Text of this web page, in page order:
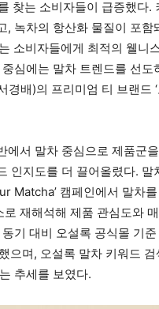
찾는 소비자들이 급증했다.
, 녹차의 항산화 물질이 포함
소비자들에게 최적의 웰니
심에는 말차 트렌드를 선도
경배)의 프리미엄 티 브랜드 ‘
에서 말차 중심으로 제품군
인지도를 더 끌어올렸다. 말
Matcha’ 캠페인에서 말차
로 재해석해 제품 관심도와
기 대비 오설록 공식몰 기
으며, 오설록 말차 키워드
추세를 보였다.